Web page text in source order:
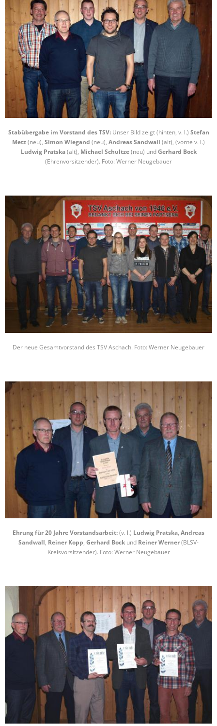
Stabübergabe im Vorstand des TSV:Unser Bild zeigt (hinten, v. l.) Stefan
Metz(neu), Simon Wiegand (neu), Andreas Sandwall (alt), (vorne v. l.)
Ludwig Pratska(alt), Michael Schultze(neu) undGerhard Bock
(Ehrenvorsitzender). Foto: Werner Neugebauer
Der neue Gesamtvorstand des TSV Aschach. Foto: Werner Neugebauer
Ehrung für 20 Jahre Vorstandsarbeit:(v. l.) Ludwig Pratska, Andreas
Sandwall, Reiner Kopp, Gerhard Bock und Reiner Werner(BLSV-
Kreisvorsitzender). Foto: Werner Neugebauer